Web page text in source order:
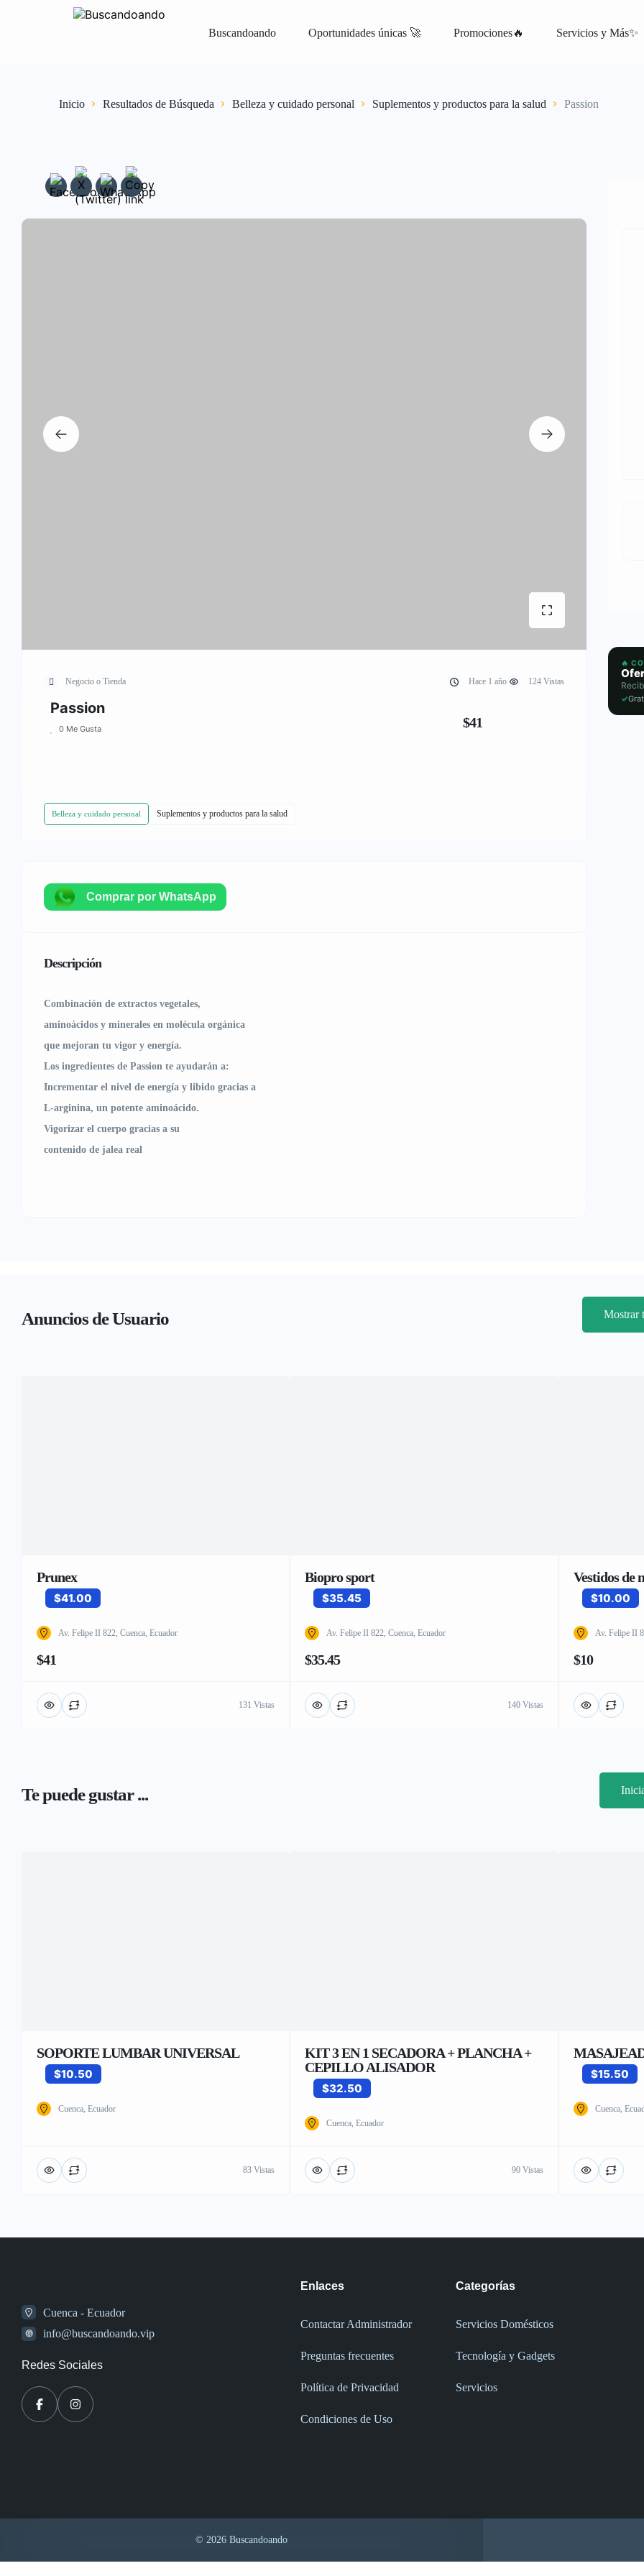
Buscandoando Oportunidades únicas 🚀 Promociones🔥 Servicios y Más✨
Iniciar Sesión Registrar Vender Gratis
Inicio Resultados de Búsqueda Belleza y cuidado personal Suplementos y productos para la salud Passion
Negocio o Tienda Hace 1 año 124 Vistas
Passion
0 Me Gusta $41
Belleza y cuidado personal Suplementos y productos para la salud
Comprar por WhatsApp
Descripción
Combinación de extractos vegetales,
aminoácidos y minerales en molécula orgánica
que mejoran tu vigor y energía.
Los ingredientes de Passion te ayudarán a:
Incrementar el nivel de energía y libido gracias a
L-arginina, un potente aminoácido.
Vigorizar el cuerpo gracias a su
contenido de jalea real
🔥
✓
Anuncios de Usuario Mostrar
Prunex
$41.00
Av. Felipe II 822, Cuenca, Ecuador
$41
131 Vistas
Biopro sport
$35.45
Av. Felipe II 822, Cuenca, Ecuador
$35.45
140 Vistas
Vestidos de
$10.00
Av. Felipe II
$10
Te puede gustar ...
SOPORTE LUMBAR UNIVERSAL
$10.50
Cuenca, Ecuador
83 Vistas
KIT 3 EN 1 SECADORA + PLANCHA +
CEPILLO ALISADOR
$32.50
Cuenca, Ecuador
90 Vistas
$15.50
Cuenca,
Cuenca - Ecuador
info@buscandoando.vip
Redes Sociales
Enlaces
Contactar Administrador
Preguntas frecuentes
Política de Privacidad
Condiciones de Uso
Categorías
Servicios Domésticos
Tecnología y Gadgets
Servicios
© 2026 Buscandoando